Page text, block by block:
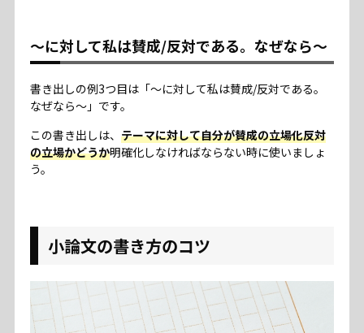
～に対して私は賛成/反対である。なぜなら～
書き出しの例3つ目は「～に対して私は賛成/反対である。
なぜなら～」です。
この書き出しは、 テーマに対して自分が賛成の立場化反対
の立場かどうか明確化しなければならない時に使いましょ
う。
小論文の書き方のコツ